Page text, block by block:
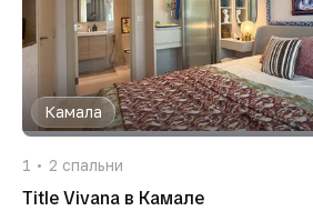
Камала
1 2 спальни
Title Vivana в Камале